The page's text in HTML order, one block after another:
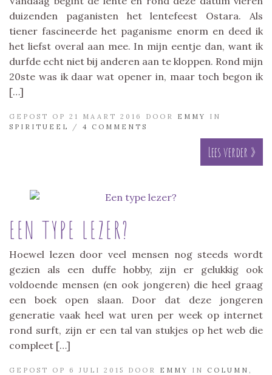
duizenden paganisten het lentefeest Ostara. Als
tiener fascineerde het paganisme enorm en deed ik
het liefst overal aan mee. In mijn eentje dan, want ik
durfde echt niet bij anderen aan te kloppen. Rond mijn
20ste was ik daar wat opener in, maar toch begon ik
[…]
GEPOST OP 21 MAART 2016 DOOR EMMY
IN
SPIRITUEEL
/ 4 COMMENTS
Lees verder »
EEN TYPE LEZER?
Hoewel lezen door veel mensen nog steeds wordt
gezien als een duffe hobby, zijn er gelukkig ook
voldoende mensen (en ook jongeren) die heel graag
een boek open slaan. Door dat deze jongeren
generatie vaak heel wat uren per week op internet
rond surft, zijn er een tal van stukjes op het web die
compleet […]
GEPOST OP 6 JULI 2015 DOOR EMMY IN COLUMN